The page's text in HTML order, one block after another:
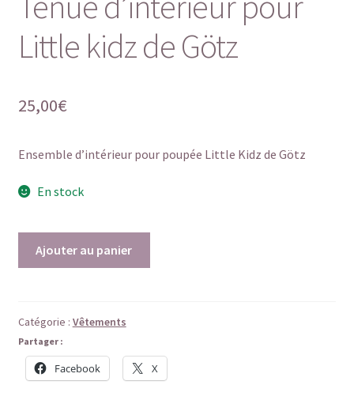
Little kidz de Götz
25,00€
Ensemble d’intérieur pour poupée Little Kidz de Götz
En stock
pour
Little
kidz
de
Ajouter au panier
Catégorie : Vêtements
Partager :
Facebook X